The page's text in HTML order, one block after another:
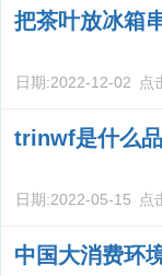
把茶叶放冰箱
日期:2022-12-02 点
trinwf是什么
日期:2022-05-15 点
中国大消费环